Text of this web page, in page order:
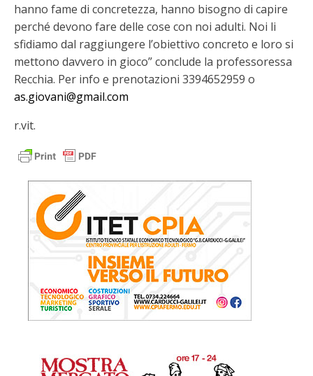
hanno fame di concretezza, hanno bisogno di capire
perché devono fare delle cose con noi adulti. Noi li
sfidiamo dal raggiungere l’obiettivo concreto e loro si
mettono davvero in gioco” conclude la professoressa
Recchia. Per info e prenotazioni 3394652959 o
as.giovani@gmail.com
r.vit.